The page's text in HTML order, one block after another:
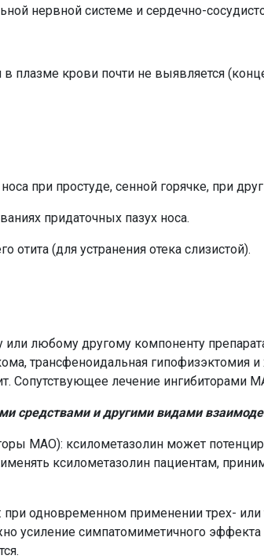
нервной системе и сердечно-
плазме крови почти не выявляется
при простуде, сенной горячке, при
придаточных пазух носа.
отита (для устранения отека слизистой).
или любому другому компоненту
трансфеноидальная
Сопутствующее лечение ингибиторами
средствами и другими видами
МАО): ксилометазолин может
ксилометазолин пациентам,
при одновременном применении трех- или
усиление симпатомиметичного